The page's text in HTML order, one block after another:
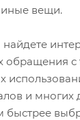
иные вещи.
обращения с
и многих
быстрее